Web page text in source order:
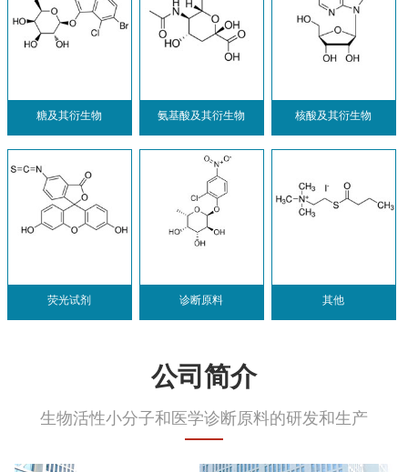
糖及其衍生物 氨基酸及其衍生物 核酸及其衍生物
荧光试剂 诊断原料 其他
公司简介
生物活性小分子和医学诊断原料的研发和生产